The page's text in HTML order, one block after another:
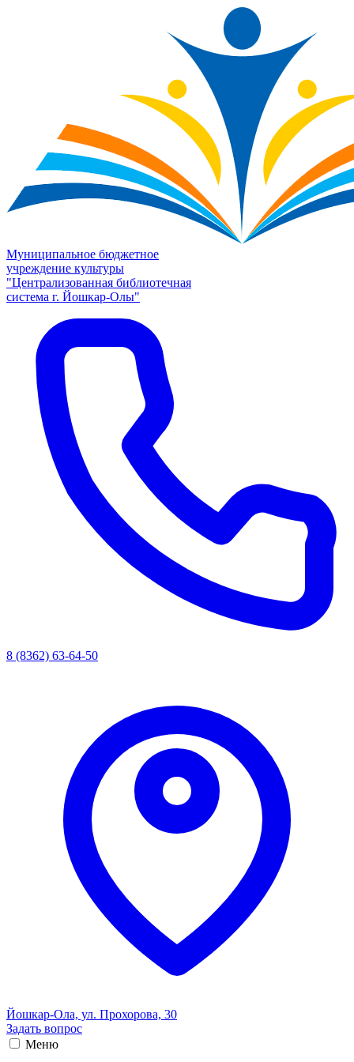
Муниципальное бюджетное
учреждение культуры
"Централизованная библиотечная
система г. Йошкар-Олы"
8 (8362) 63-64-50
Йошкар-Ола, ул. Прохорова, 30
Задать вопрос
Меню